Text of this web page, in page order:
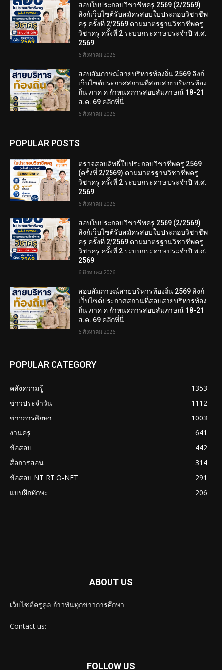
สอบใบประกอบวิชาชีพครู 2569 (2/2569)
ลิงก์เว็บไซต์รับสมัครสอบใบประกอบวิชาชีพ
ครู ครั้งที่ 2/2569 ตามมาตรฐานวิชาชีพครู
วิชาครู ครั้งที่ 2 ระบบกระดาษ ประจำปี พ.ศ.
2569
6 สิงหาคม 2026
สอบสัมภาษณ์สายบริหารท้องถิ่น 2569 ลิงก์
เว็บไซต์ประกาศสถานที่สอบสายบริหารท้อง
ถิ่น ภาค ค กำหนดการสอบสัมภาษณ์ 18-21
ส.ค. 69 คลิกที่นี่
6 สิงหาคม 2026
POPULAR POSTS
ตรวจสอบสิทธิ์ใบประกอบวิชาชีพครู 2569
(ครั้งที่ 2/2569) ตามมาตรฐานวิชาชีพครู
วิชาครู ครั้งที่ 2 ระบบกระดาษ ประจำปี พ.ศ.
2569
6 สิงหาคม 2026
สอบใบประกอบวิชาชีพครู 2569 (2/2569)
ลิงก์เว็บไซต์รับสมัครสอบใบประกอบวิชาชีพ
ครู ครั้งที่ 2/2569 ตามมาตรฐานวิชาชีพครู
วิชาครู ครั้งที่ 2 ระบบกระดาษ ประจำปี พ.ศ.
2569
6 สิงหาคม 2026
สอบสัมภาษณ์สายบริหารท้องถิ่น 2569 ลิงก์
เว็บไซต์ประกาศสถานที่สอบสายบริหารท้อง
ถิ่น ภาค ค กำหนดการสอบสัมภาษณ์ 18-21
ส.ค. 69 คลิกที่นี่
6 สิงหาคม 2026
POPULAR CATEGORY
คลังความรู้
1353
ข่าวประจำวัน
1112
ข่าวการศึกษา
1003
งานครู
641
ข้อสอบ
442
สื่อการสอน
314
ข้อสอบ NT RT O-NET
291
แบบฝึกทักษะ
206
ABOUT US
เว็บไซต์ครูคูล ก้าวทันทุกข่าวการศึกษา
Contact us:
FOLLOW US